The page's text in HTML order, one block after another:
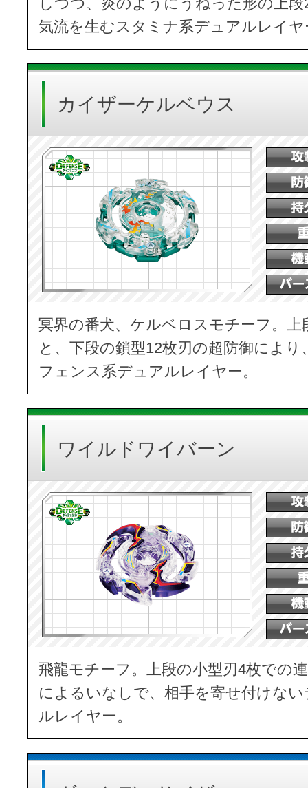
気流を生むスタミナ系デュアルレイヤ
カイザーケルベウス
冥界の番犬、ケルベロスモチーフ。上
と、下段の鎖型12枚刃の超防御によ
フェンス系デュアルレイヤー。
ワイルドワイバーン
飛龍モチーフ。上段の小型刃4枚での
によるいなしで、相手を寄せ付けな
ルレイヤー。